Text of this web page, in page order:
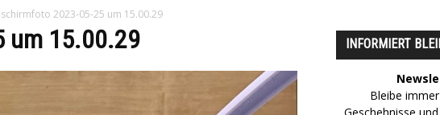
2023-05-25 um 15.00.29
um 15.00.29 INFORMIERT
Bleibe